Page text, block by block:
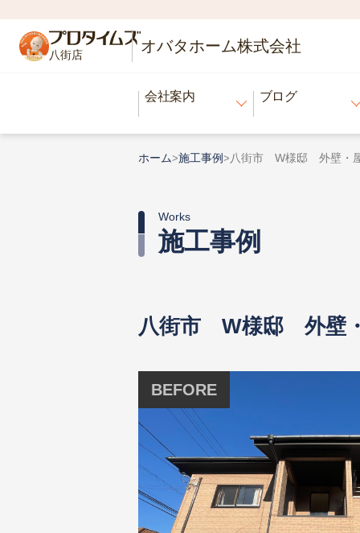
八街店 オバタホーム株式会社
会社案内 ブログ
ホーム>施工事例 > 八街市 W様邸 外壁・
施工事例
Works
八街市 W様邸 外壁
BEFORE